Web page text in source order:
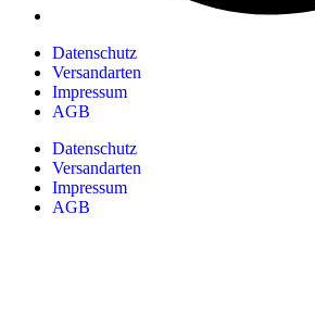
Datenschutz
Versandarten
Impressum
AGB
Datenschutz
Versandarten
Impressum
AGB